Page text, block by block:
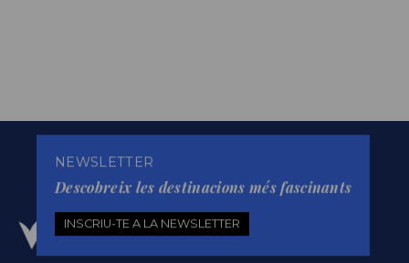
NEWSLETTER
Descobreix les destinacions més fascinants
INSCRIU-TE A LA NEWSLETTER